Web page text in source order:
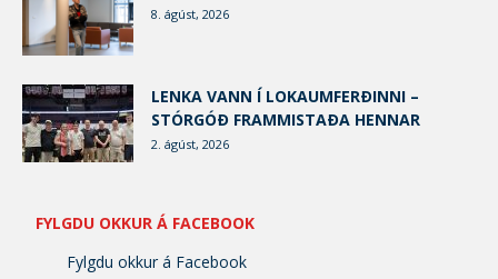
8. ágúst, 2026
LENKA VANN Í LOKAUMFERÐINNI –
STÓRGÓÐ FRAMMISTAÐA HENNAR
2. ágúst, 2026
FYLGDU OKKUR Á FACEBOOK
Fylgdu okkur á Facebook